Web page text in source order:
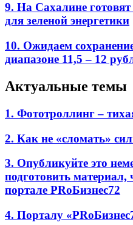
9. На Сахалине готовят
для зеленой энергетики
10. Ожидаем
диапазоне 11,5 – 12
Актуальные темы
1. Фототроллинг –
2. Как не «сломать»
3. Опубликуйте это
подготовить материал,
портале PRоБизнес72
4. Порталу